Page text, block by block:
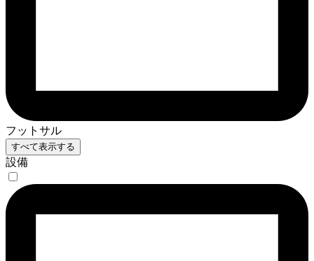
フットサル
すべて表示する
設備